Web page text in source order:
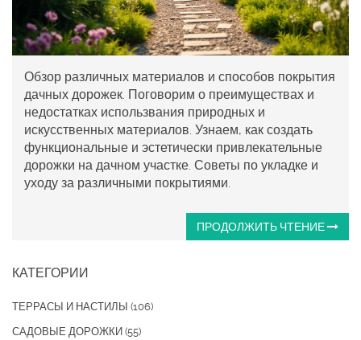
Обзор различных материалов и способов покрытия
дачных дорожек. Поговорим о преимуществах и
недостатках использвания природных и
искусственных материалов. Узнаем, как создать
функциональные и эстетически привлекательные
дорожки на дачном участке. Советы по укладке и
уходу за различными покрытиями.
ПРОДОЛЖИТЬ ЧТЕНИЕ
КАТЕГОРИИ
ТЕРРАСЫ И НАСТИЛЫ (106)
САДОВЫЕ ДОРОЖКИ (55)